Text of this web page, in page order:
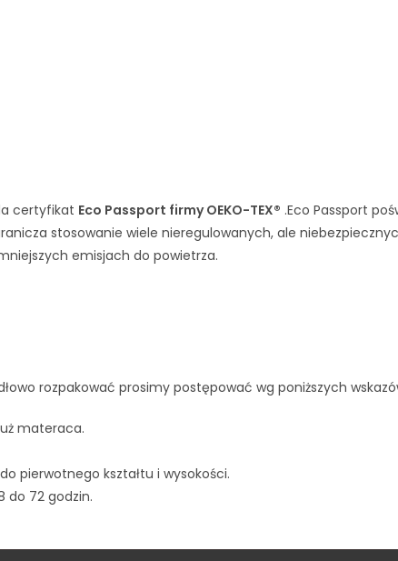
certyfikat Eco Passport firmy OEKO-TEX® .Eco Passport
stosowanie wiele nieregulowanych, ale
emisjach do powietrza.
rozpakować prosimy postępować wg poniższych
materaca.
pierwotnego kształtu i wysokości.
do 72 godzin.